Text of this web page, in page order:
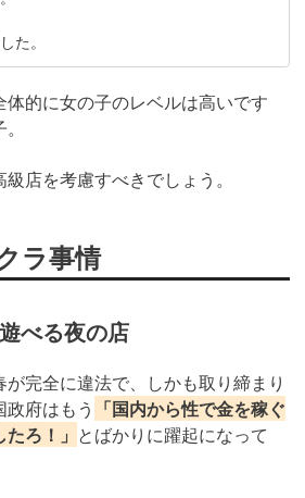
た。
的に女の子のレベルは高いです
店を考慮すべきでしょう。
ラ事情
べる夜の店
完全に違法で、しかも取り締まり
府はもう 「国内から性で金を稼ぐ
ろ！」 とばかりに躍起になって